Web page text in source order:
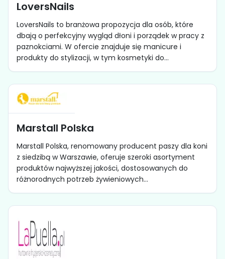
LoversNails
LoversNails to branżowa propozycja dla osób, które
dbają o perfekcyjny wygląd dłoni i porządek w pracy z
paznokciami. W ofercie znajduje się manicure i
produkty do stylizacji, w tym kosmetyki do...
Marstall Polska
Marstall Polska, renomowany producent paszy dla koni
z siedzibą w Warszawie, oferuje szeroki asortyment
produktów najwyższej jakości, dostosowanych do
różnorodnych potrzeb żywieniowych...